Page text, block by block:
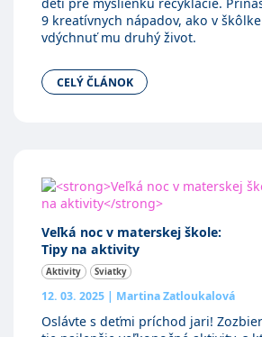
deti pre myšlienku recyklácie.
9 kreatívnych nápadov, ako v
vdýchnuť mu druhý život.
CELÝ ČLÁNOK
Veľká noc v materskej škole:
Tipy na aktivity
Aktivity Sviatky
12. 03. 2025 Martina Zatloukalová
Oslávte s deťmi príchod jari!